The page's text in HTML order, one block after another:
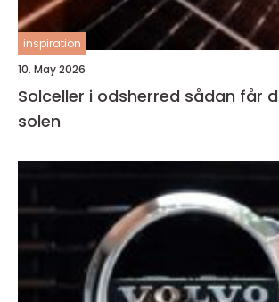
inspiration
10. May 2026
Solceller i odsherred sådan får du mest ud af
solen